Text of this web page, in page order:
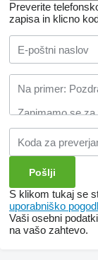
Preverite
zapisa in klicno
S klikom tukaj se
uporabniško
Vaši osebni
na vašo zahtevo.